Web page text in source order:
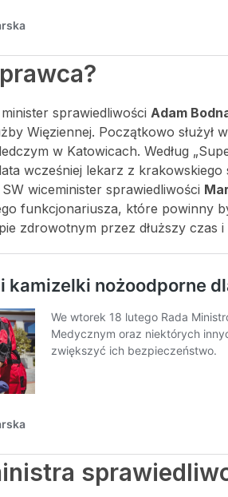
sprawiedliwości Adam
Więziennej. Początkowo służył
w Katowicach. Według
wcześniej lekarz z
wiceminister sprawiedliwości
funkcjonariusza, które powinny
zdrowotnym przez dłuższy czas